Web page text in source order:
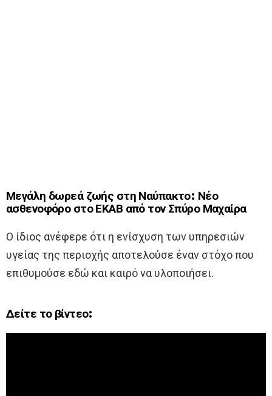
Μεγάλη δωρεά ζωής στη Ναύπακτο: Νέο
ασθενοφόρο στο ΕΚΑΒ από τον Σπύρο Μαχαίρα
Ο ίδιος ανέφερε ότι η ενίσχυση των υπηρεσιών
υγείας της περιοχής αποτελούσε έναν στόχο που
επιθυμούσε εδώ και καιρό να υλοποιήσει.
Δείτε το βίντεο: